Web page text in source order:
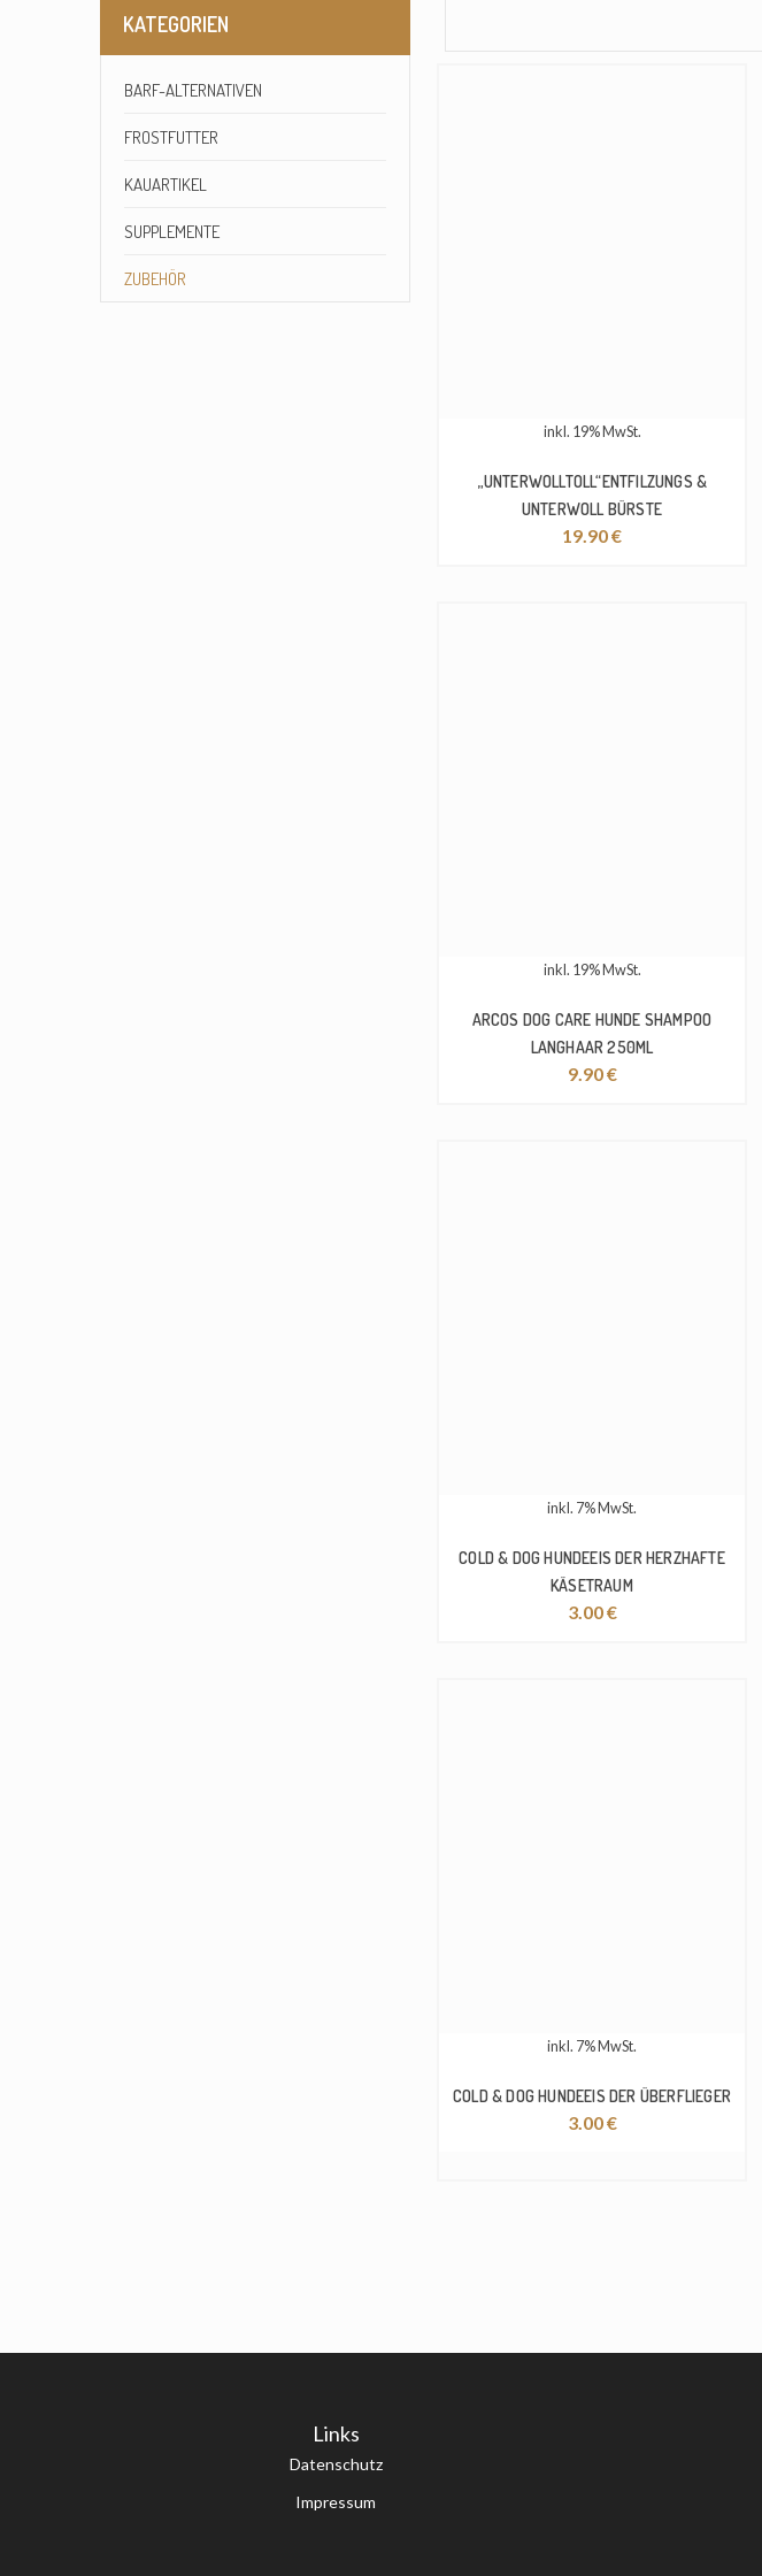
KATEGORIEN
BARF-ALTERNATIVEN
FROSTFUTTER
KAUARTIKEL
SUPPLEMENTE
ZUBEHÖR
inkl. 19% MwSt.
„UNTERWOLLTOLL“ENTFILZUNGS &
UNTERWOLL BÜRSTE
19.90€
inkl. 19% MwSt.
ARCOS DOG CARE HUNDE SHAMPOO
LANGHAAR 250ML
9.90€
inkl. 7% MwSt.
COLD & DOG HUNDEEIS DER HERZHAFTE
KÄSETRAUM
3.00€
inkl. 7% MwSt.
COLD & DOG HUNDEEIS DER ÜBERFLIEGER
3.00€
Links
Datenschutz
Impressum